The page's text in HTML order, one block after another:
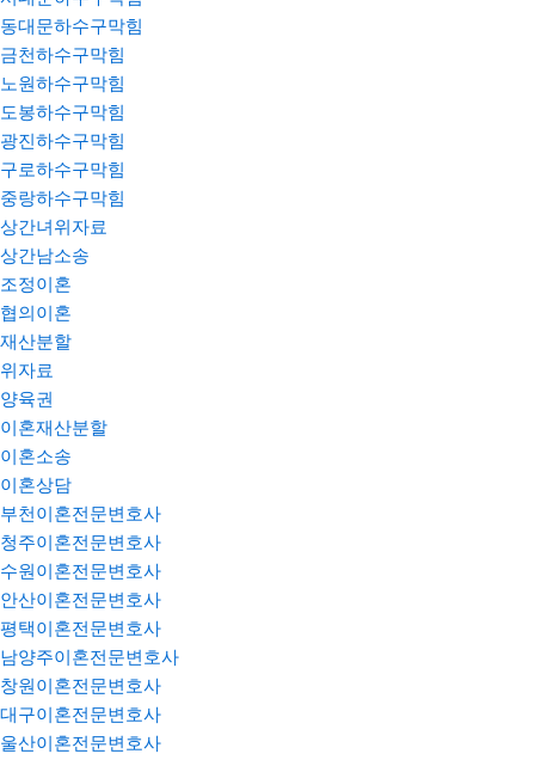
동대문하수구막힘
금천하수구막힘
노원하수구막힘
도봉하수구막힘
광진하수구막힘
구로하수구막힘
중랑하수구막힘
상간녀위자료
상간남소송
조정이혼
협의이혼
재산분할
위자료
양육권
이혼재산분할
이혼소송
이혼상담
부천이혼전문변호사
청주이혼전문변호사
수원이혼전문변호사
안산이혼전문변호사
평택이혼전문변호사
남양주이혼전문변호사
창원이혼전문변호사
대구이혼전문변호사
울산이혼전문변호사